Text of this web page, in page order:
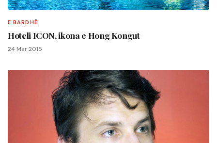
E BARDHË
Hoteli ICON, ikona e Hong Kongut
24 Mar 2015